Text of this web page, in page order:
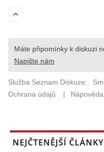
NEJČTENĚJŠÍ ČLÁNKY